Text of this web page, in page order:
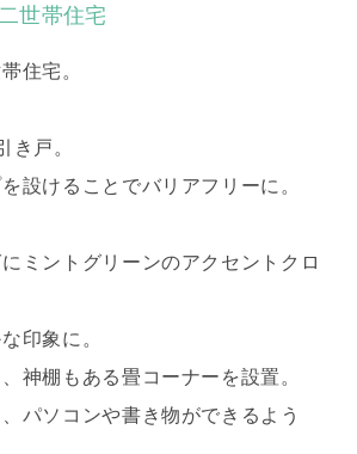
世帯住宅
住宅。
き戸。
設けることでバリアフリーに。
ミントグリーンのアクセントクロ
印象に。
神棚もある畳コーナーを設置。
パソコンや書き物ができるよう